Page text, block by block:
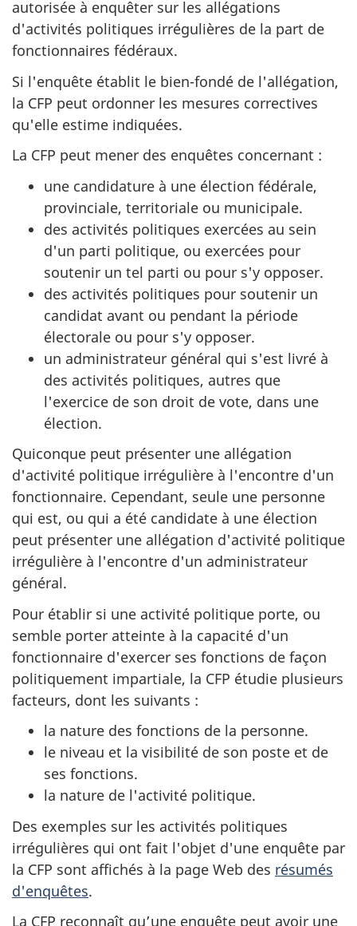
autorisée à enquêter sur les allégations
d'activités politiques irrégulières de la part de
fonctionnaires fédéraux.
Si l'enquête établit le bien-fondé de l'allégation,
la CFP peut ordonner les mesures correctives
qu'elle estime indiquées.
La CFP peut mener des enquêtes concernant :
une candidature à une élection fédérale,
provinciale, territoriale ou municipale.
des activités politiques exercées au sein
d'un parti politique, ou exercées pour
soutenir un tel parti ou pour s'y opposer.
des activités politiques pour soutenir un
candidat avant ou pendant la période
électorale ou pour s'y opposer.
un administrateur général qui s'est livré à
des activités politiques, autres que
l'exercice de son droit de vote, dans une
élection.
Quiconque peut présenter une allégation
d'activité politique irrégulière à l'encontre d'un
fonctionnaire. Cependant, seule une personne
qui est, ou qui a été candidate à une élection
peut présenter une allégation d'activité politique
irrégulière à l'encontre d'un administrateur
général.
Pour établir si une activité politique porte, ou
semble porter atteinte à la capacité d'un
fonctionnaire d'exercer ses fonctions de façon
politiquement impartiale, la CFP étudie plusieurs
facteurs, dont les suivants :
la nature des fonctions de la personne.
le niveau et la visibilité de son poste et de
ses fonctions.
la nature de l'activité politique.
Des exemples sur les activités politiques
irrégulières qui ont fait l'objet d'une enquête par
la CFP sont affichés à la page Web des résumés
d'enquêtes.
La CFP reconnaît qu’une enquête peut avoir une